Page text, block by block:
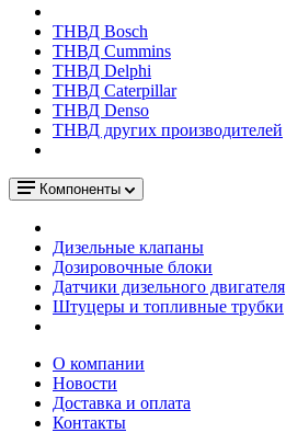
ТНВД Bosch
ТНВД Cummins
ТНВД Delphi
ТНВД Caterpillar
ТНВД Denso
ТНВД других производителей
Компоненты
Дизельные клапаны
Дозировочные блоки
Датчики дизельного двигателя
Штуцеры и топливные трубки
О компании
Новости
Доставка и оплата
Контакты